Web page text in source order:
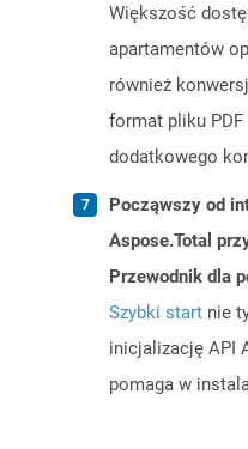
Większość
apartamentów
również
format pliku PDF
dodatkowego
Począwszy od
Aspose.Total
Przewodnik dla
Szybki start nie
inicjalizację API
pomaga w